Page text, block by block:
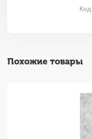
Похожие товары